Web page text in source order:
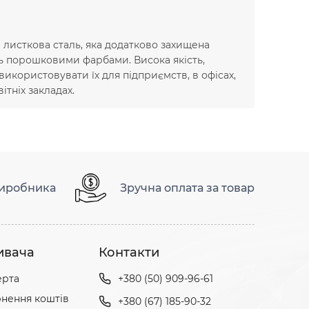
сталь, яка додатково захищена
порошковими фарбами. Висока якість,
їх для підприємств, в офісах,
закладах.
Зручна оплата за товар
коштів
Контакти
+380 (50) 909-96-61
+380 (67) 185-90-32